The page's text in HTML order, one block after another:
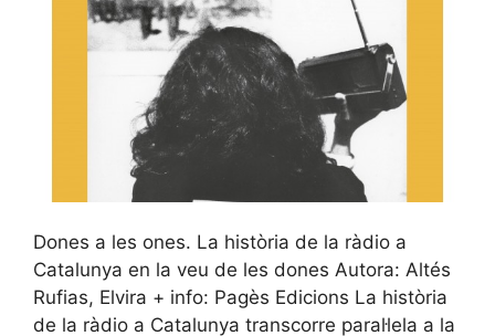
Dones a les ones. La història de la ràdio a
Catalunya en la veu de les dones Autora: Altés
Rufias, Elvira + info: Pagès Edicions La història
de la ràdio a Catalunya transcorre paral·lela a la